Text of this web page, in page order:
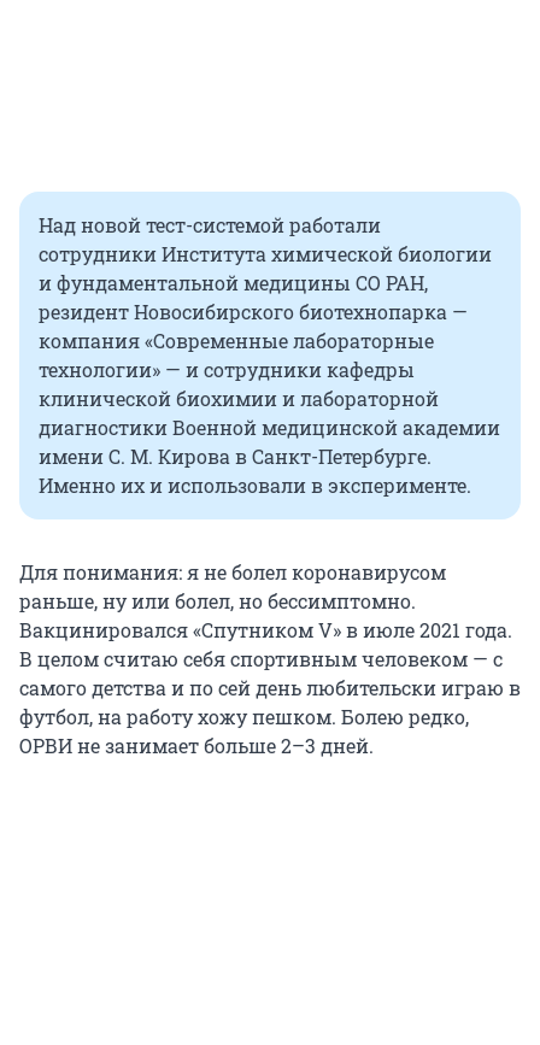
Над новой тест-системой работали
сотрудники Института химической биологии
и фундаментальной медицины СО РАН,
резидент Новосибирского биотехнопарка —
компания «Современные лабораторные
технологии» — и сотрудники кафедры
клинической биохимии и лабораторной
диагностики Военной медицинской академии
имени С. М. Кирова в Санкт-Петербурге.
Именно их и использовали в эксперименте.
Для понимания: я не болел коронавирусом
раньше, ну или болел, но бессимптомно.
Вакцинировался «Спутником V» в июле 2021 года.
В целом считаю себя спортивным человеком — с
самого детства и по сей день любительски играю в
футбол, на работу хожу пешком. Болею редко,
ОРВИ не занимает больше 2–3 дней.